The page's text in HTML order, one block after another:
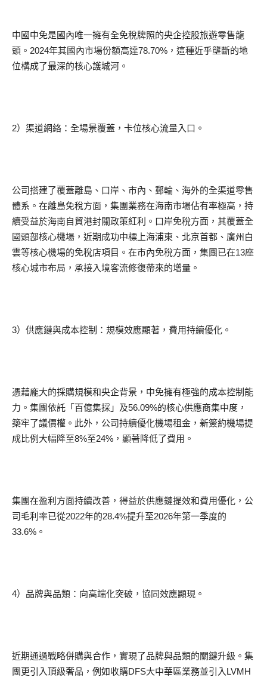
中國中免是國內唯一擁有全免稅牌照的央企控股旅遊零售龍
頭。2024年其國內市場份額高達78.70%，這種近乎壟斷的地
位構成了最深的核心護城河。
2）渠道網絡：全場景覆蓋，卡位核心流量入口。
公司搭建了覆蓋離島、口岸、市內、郵輪、海外的全渠道零售
體系。在離島免稅方面，集團業務在海南市場佔有率極高，持
續受益於海南自貿港封關政策紅利。口岸免稅方面，其覆蓋全
國頭部核心機場，近期成功中標上海浦東、北京首都、廣州白
雲等核心機場的免稅店項目。在市內免稅方面，集團已在13座
核心城市布局，承接入境客流修復帶來的增量。
3）供應鏈與成本控制：規模效應顯著，費用持續優化。
憑藉龐大的採購規模和央企背景，中免擁有極強的成本控制能
力。集團依託「百億集採」及56.09%的核心供應商集中度，
築牢了議價權。此外，公司持續優化機場租金，新簽約機場提
成比例大幅降至8%至24%，顯著降低了費用。
集團在盈利方面持續改善，得益於供應鏈提效和費用優化，公
司毛利率已從2022年的28.4%提升至2026年第一季度的
33.6%。
4）品牌與品類：向高端化突破，協同效應顯現。
近期通過戰略併購與合作，實現了品牌與品類的關鍵升級。集
團更引入頂級奢品，例如收購DFS大中華區業務並引入LVMH